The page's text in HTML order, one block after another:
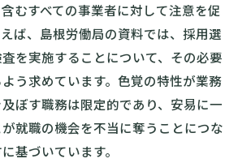
むすべての事業者に対して注意を促
ば、島根労働局の資料では、採用選
を実施することについて、その必要
う求めています。色覚の特性が業務
ぼす職務は限定的であり、安易に一
就職の機会を不当に奪うことにつな
基づいています。